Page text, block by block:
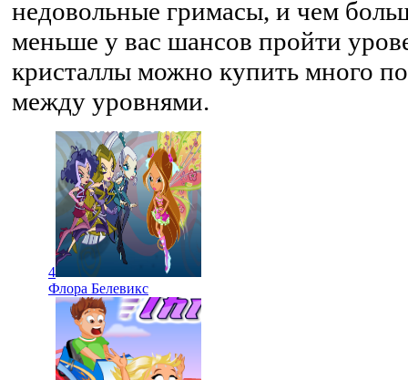
недовольные гримасы, и чем
меньше у вас шансов пройти
кристаллы можно купить много
между уровнями.
4
Флора Белевикс